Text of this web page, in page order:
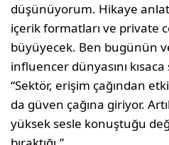
düşünüyorum. Hikaye
içerik formatları ve private
büyüyecek. Ben bugünün
influencer dünyasını
“Sektör, erişim çağından
da güven çağına giriyor.
yüksek sesle konuştuğu